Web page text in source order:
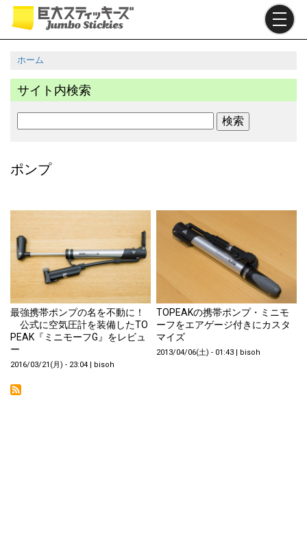
テ パ
ン
く
ず
ホーム
サイト内検索
索
ポンプ
最強携帯ポンプの名を不動に！
公式に空気圧計を装備したTO
PEAK『ミニモーフG』をレビュ
ー
2016/03/21(月) - 23:04 | bisoh
TOPEAKの携帯ポンプ・ミニモ
ーフをエアゲージ付きにカスタ
マイズ
2013/04/06(土) - 01:43 | bisoh